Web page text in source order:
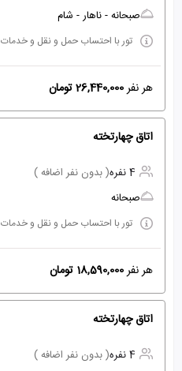
صبحانه - ناهار - شام
تور با احتساب حمل و نقل و خدمات
هر نفر26,440,000 تومان
اتاق چهارتخته
4 نفره
( بدون نفر اضافه )
صبحانه
تور با احتساب حمل و نقل و خدمات
هر نفر18,590,000 تومان
اتاق چهارتخته
4 نفره
( بدون نفر اضافه )